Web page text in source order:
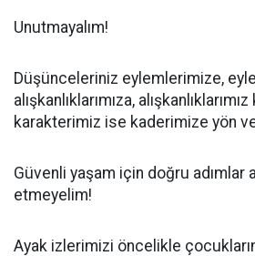
Unutmayalım!
Düşünceleriniz eylemlerimize,
alışkanlıklarımıza,
karakterimiz ise kaderimize yön
Güvenli yaşam için doğru adımlar
etmeyelim!
Ayak izlerimizi öncelikle